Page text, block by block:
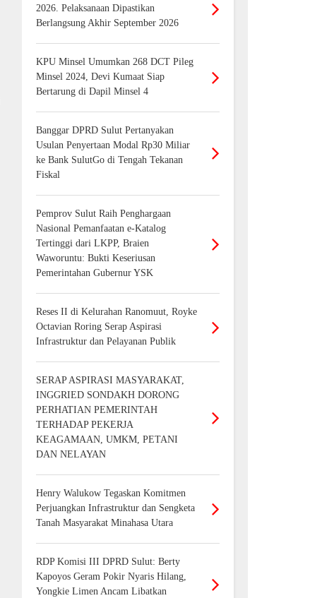
2026. Pelaksanaan Dipastikan
Berlangsung Akhir September 2026
KPU Minsel Umumkan 268 DCT Pileg
Minsel 2024, Devi Kumaat Siap
Bertarung di Dapil Minsel 4
Banggar DPRD Sulut Pertanyakan
Usulan Penyertaan Modal Rp30 Miliar
ke Bank SulutGo di Tengah Tekanan
Fiskal
Pemprov Sulut Raih Penghargaan
Nasional Pemanfaatan e-Katalog
Tertinggi dari LKPP, Braien
Waworuntu: Bukti Keseriusan
Pemerintahan Gubernur YSK
Reses II di Kelurahan Ranomuut, Royke
Octavian Roring Serap Aspirasi
Infrastruktur dan Pelayanan Publik
SERAP ASPIRASI MASYARAKAT,
INGGRIED SONDAKH DORONG
PERHATIAN PEMERINTAH
TERHADAP PEKERJA
KEAGAMAAN, UMKM, PETANI
DAN NELAYAN
Henry Walukow Tegaskan Komitmen
Perjuangkan Infrastruktur dan Sengketa
Tanah Masyarakat Minahasa Utara
RDP Komisi III DPRD Sulut: Berty
Kapoyos Geram Pokir Nyaris Hilang,
Yongkie Limen Ancam Libatkan